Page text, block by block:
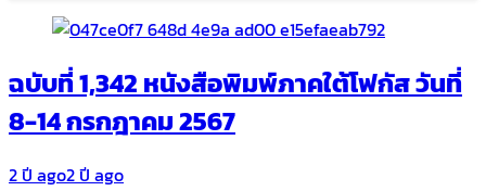
ฉบับที่ 1,342 หนังสือพิมพ์ภาคใต้โฟกัส วันที่
8-14 กรกฎาคม 2567
2 ปี ago2 ปี ago